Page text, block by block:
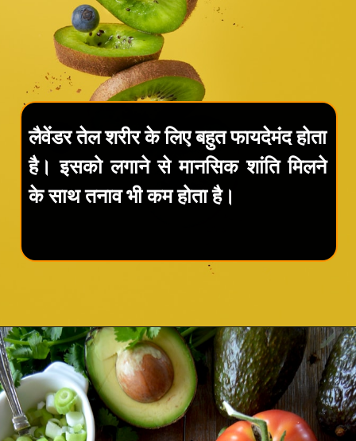
लैवेंडर तेल शरीर के लिए बहुत फायदेमंद होता
है। इसको लगाने से मानसिक शांति मिलने
के साथ तनाव भी कम होता है।